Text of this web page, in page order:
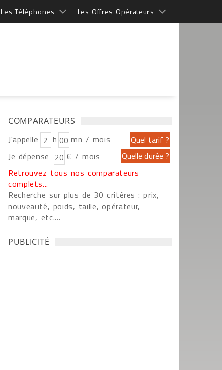
Les Téléphones Les Offres Opérateurs
COMPARATEURS
J'appelle h
mn / mois
Je dépense
€ / mois
Retrouvez tous nos comparateurs
complets...
Recherche sur plus de 30 critères : prix,
nouveauté, poids, taille, opérateur,
marque, etc....
PUBLICITÉ